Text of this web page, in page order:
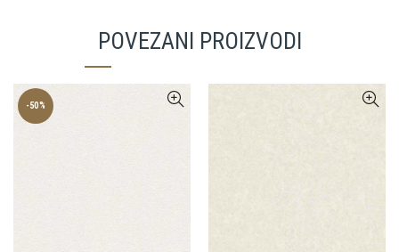
POVEZANI PROIZVODI
-50%